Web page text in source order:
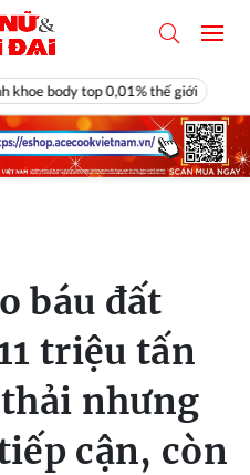
0,01% thế giới Vì sao chưa
báu đất
triệu tấn
nhưng
cận, còn